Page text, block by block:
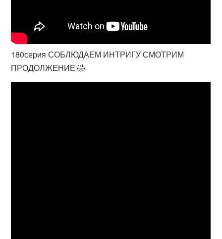
180серия СОБЛЮДАЕМ ИНТРИГУ СМОТРИМ
ПРОДОЛЖЕНИЕ 🤣